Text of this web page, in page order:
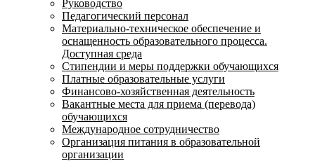
Руководство
Педагогический персонал
Материально-техническое обеспечение и
оснащенность образовательного процесса.
Доступная среда
Стипендии и меры поддержки обучающихся
Платные образовательные услуги
Финансово-хозяйственная деятельность
Вакантные места для приема (перевода)
обучающихся
Международное сотрудничество
Организация питания в образовательной
организации